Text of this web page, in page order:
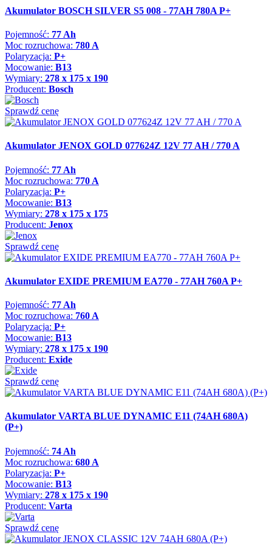
Akumulator BOSCH SILVER S5 008 - 77AH 780A P+
Pojemność: 77 Ah
Moc rozruchowa: 780 A
Polaryzacja: P+
Mocowanie: B13
Wymiary: 278 x 175 x 190
Producent: Bosch
Sprawdź cenę
Akumulator JENOX GOLD 077624Z 12V 77 AH / 770 A
Pojemność: 77 Ah
Moc rozruchowa: 770 A
Polaryzacja: P+
Mocowanie: B13
Wymiary: 278 x 175 x 175
Producent: Jenox
Sprawdź cenę
Akumulator EXIDE PREMIUM EA770 - 77AH 760A P+
Pojemność: 77 Ah
Moc rozruchowa: 760 A
Polaryzacja: P+
Mocowanie: B13
Wymiary: 278 x 175 x 190
Producent: Exide
Sprawdź cenę
Akumulator VARTA BLUE DYNAMIC E11 (74AH 680A)
(P+)
Pojemność: 74 Ah
Moc rozruchowa: 680 A
Polaryzacja: P+
Mocowanie: B13
Wymiary: 278 x 175 x 190
Producent: Varta
Sprawdź cenę